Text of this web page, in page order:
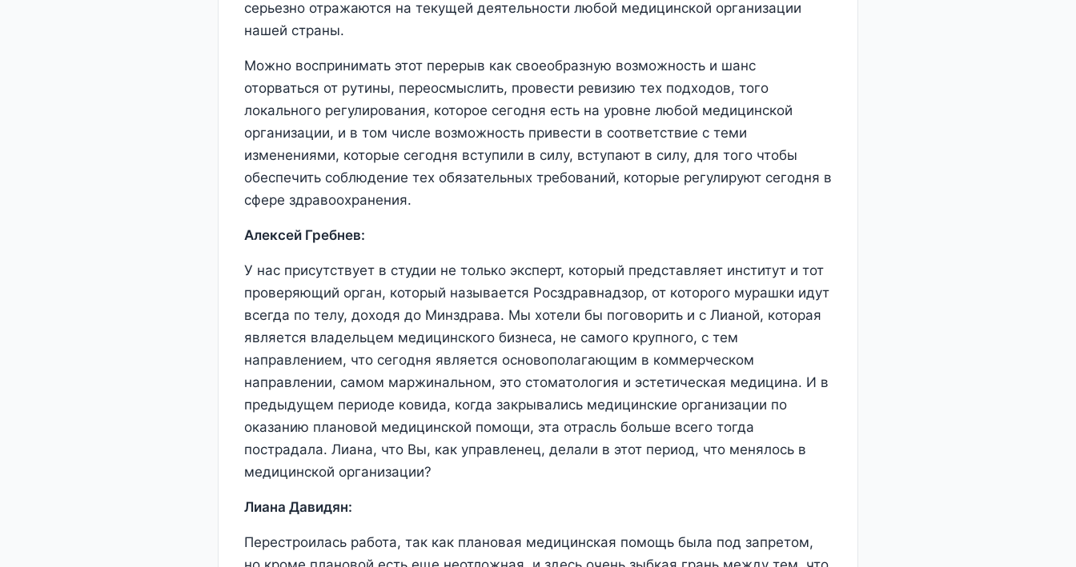
серьезно отражаются на текущей деятельности любой медицинской организации
нашей страны.
Можно воспринимать этот перерыв как своеобразную возможность и шанс
оторваться от рутины, переосмыслить, провести ревизию тех подходов, того
локального регулирования, которое сегодня есть на уровне любой медицинской
организации, и в том числе возможность привести в соответствие с теми
изменениями, которые сегодня вступили в силу, вступают в силу, для того чтобы
обеспечить соблюдение тех обязательных требований, которые регулируют сегодня в
сфере здравоохранения.
Алексей Гребнев:
У нас присутствует в студии не только эксперт, который представляет институт и тот
проверяющий орган, который называется Росздравнадзор, от которого мурашки идут
всегда по телу, доходя до Минздрава. Мы хотели бы поговорить и с Лианой, которая
является владельцем медицинского бизнеса, не самого крупного, с тем
направлением, что сегодня является основополагающим в коммерческом
направлении, самом маржинальном, это стоматология и эстетическая медицина. И в
предыдущем периоде ковида, когда закрывались медицинские организации по
оказанию плановой медицинской помощи, эта отрасль больше всего тогда
пострадала. Лиана, что Вы, как управленец, делали в этот период, что менялось в
медицинской организации?
Лиана Давидян:
Перестроилась работа, так как плановая медицинская помощь была под запретом,